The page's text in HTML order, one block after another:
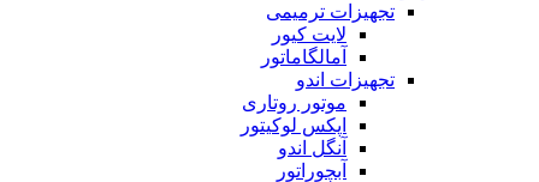
تجهیزات ترمیمی
لایت کیور
آمالگاماتور
تجهیزات اندو
موتور روتاری
اپکس لوکیتور
آنگل اندو
آبچوراتور